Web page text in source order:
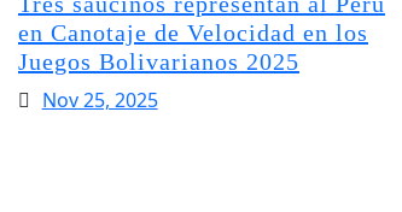
en Canotaje de Velocidad en los
Juegos Bolivarianos 2025
Nov 25, 2025